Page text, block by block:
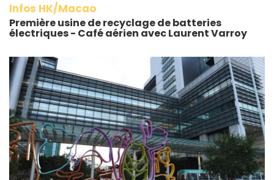
Infos HK/Macao
Première usine de recyclage de batteries
électriques - Café aérien avec Laurent Varroy